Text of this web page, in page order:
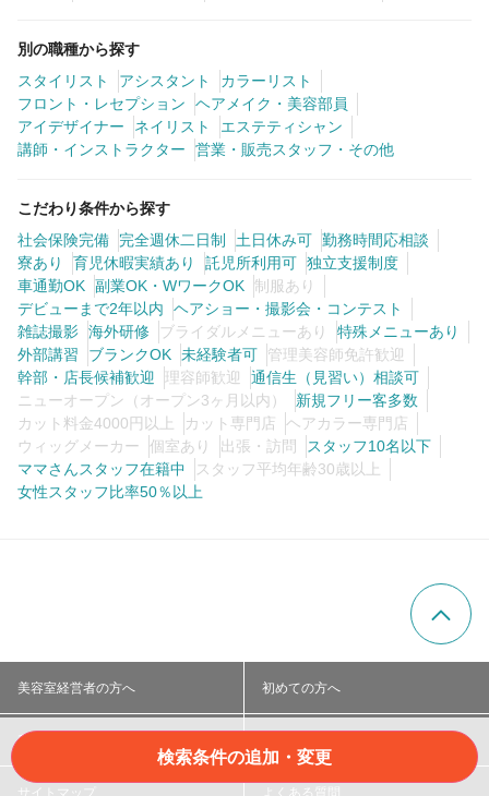
別の職種から探す
スタイリスト
アシスタント
カラーリスト
フロント・レセプション
ヘアメイク・美容部員
アイデザイナー
ネイリスト
エステティシャン
講師・インストラクター
営業・販売スタッフ・その他
こだわり条件から探す
社会保険完備
完全週休二日制 土日休み可 勤務時間応相談
寮あり
育児休暇実績あり 託児所利用可 独立支援制度
車通勤OK 副業OK・WワークOK 制服あり
デビューまで2年以内
ヘアショー・撮影会・コンテスト
雑誌撮影 海外研修 ブライダルメニューあり
特殊メニューあり
外部講習
ブランクOK 未経験者可
管理美容師免許歓迎
幹部・店長候補歓迎
理容師歓迎
通信生（見習い）相談可
ニューオープン（オープン3ヶ月以内）
新規フリー客多数
カット料金4000円以上
カット専門店
ヘアカラー専門店
ウィッグメーカー
個室あり 出張・訪問
スタッフ10名以下
ママさんスタッフ在籍中
スタッフ平均年齢30歳以上
女性スタッフ比率50％以上
検索条件の追加・変更
美容室経営者の方へ 初めての方へ
利用規約
サイトマップ よくある質問